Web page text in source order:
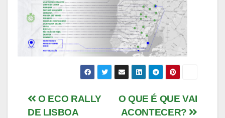
Navegação
O QUE É QUE VAI
ACONTECER?
O ECO RALLY
DE LISBOA